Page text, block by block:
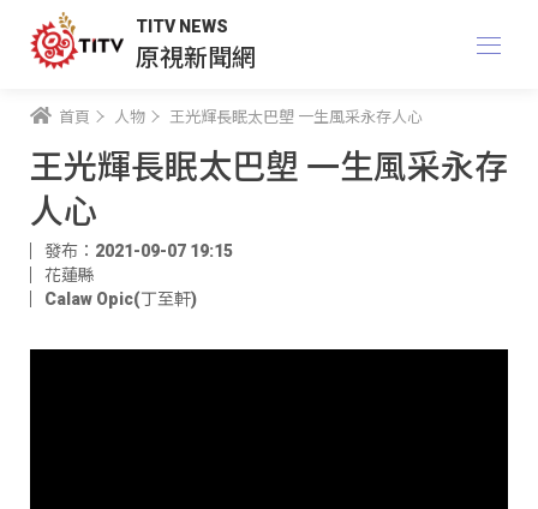
TITV NEWS
原視新聞網
首頁 人物 王光輝長眠太巴塱 一生風采永存人心
王光輝長眠太巴塱 一生風采永存
人心
發布：2021-09-07 19:15
花蓮縣
Calaw Opic(丁至軒)